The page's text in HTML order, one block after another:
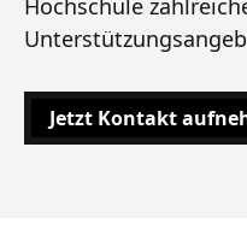
Jetzt Kontakt